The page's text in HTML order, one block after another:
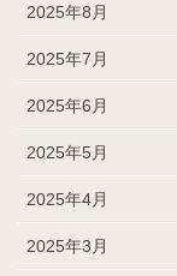
2025年8月
2025年7月
2025年6月
2025年5月
2025年4月
2025年3月